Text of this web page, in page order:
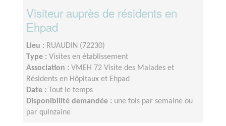
Visiteur auprès de résidents en
Ehpad
Lieu : RUAUDIN (72230)
Type : Visites en établissement
Association : VMEH 72 Visite des Malades et
Résidents en Hôpitaux et Ehpad
Date :
Tout le temps
Disponibilité demandée : une fois par semaine ou
par quinzaine